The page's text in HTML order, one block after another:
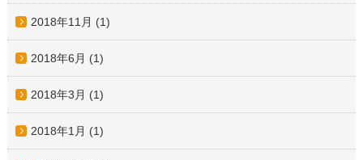
2018年11月 (1)
2018年6月 (1)
2018年3月 (1)
2018年1月 (1)